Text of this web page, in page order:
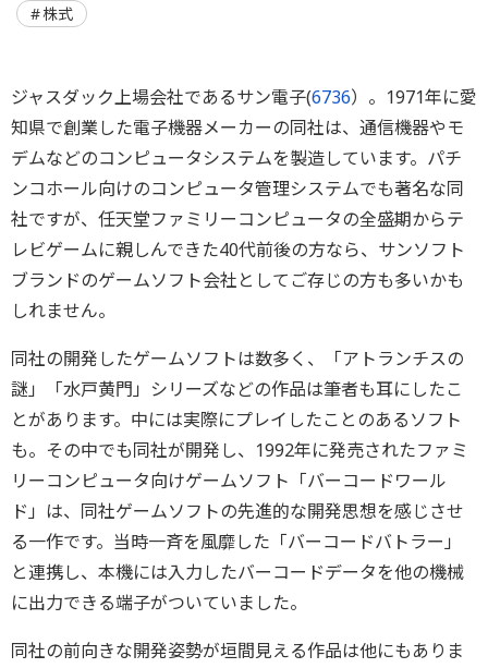
株式
ジャスダック上場会社であるサン電子(6736）。1971年に愛
知県で創業した電子機器メーカーの同社は、通信機器やモ
デムなどのコンピュータシステムを製造しています。パチ
ンコホール向けのコンピュータ管理システムでも著名な同
社ですが、任天堂ファミリーコンピュータの全盛期からテ
レビゲームに親しんできた40代前後の方なら、サンソフト
ブランドのゲームソフト会社としてご存じの方も多いかも
しれません。
同社の開発したゲームソフトは数多く、「アトランチスの
謎」「水戸黄門」シリーズなどの作品は筆者も耳にしたこ
とがあります。中には実際にプレイしたことのあるソフト
も。その中でも同社が開発し、1992年に発売されたファミ
リーコンピュータ向けゲームソフト「バーコードワール
ド」は、同社ゲームソフトの先進的な開発思想を感じさせ
る一作です。当時一斉を風靡した「バーコードバトラー」
と連携し、本機には入力したバーコードデータを他の機械
に出力できる端子がついていました。
同社の前向きな開発姿勢が垣間見える作品は他にもありま